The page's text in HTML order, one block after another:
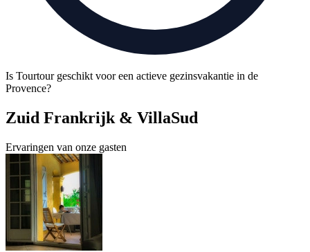
Is Tourtour geschikt voor een actieve gezinsvakantie in de
Provence?
Zuid Frankrijk & VillaSud
Ervaringen van onze gasten